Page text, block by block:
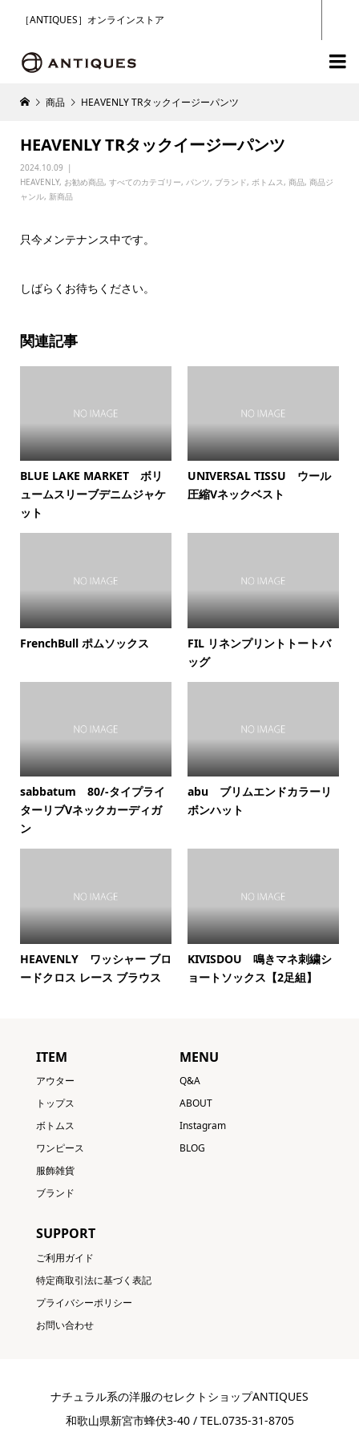
［ANTIQUES］オンラインストア

商品 HEAVENLY TRタックイージーパンツ
HEAVENLY TRタックイージーパンツ
2024.10.09
HEAVENLY, お勧め商品, すべてのカテゴリー, パンツ, ブランド, ボトムス, 商品, 商品ジ
ャンル, 新商品
只今メンテナンス中です。
しばらくお待ちください。
関連記事
BLUE LAKE MARKET ボリ
ュームスリーブデニムジャケ
ット
UNIVERSAL TISSU ウール
圧縮Vネックベスト
FrenchBull ポムソックス
FIL リネンプリントトートバ
ッグ
sabbatum 80/-タイプライ
ターリブVネックカーディガ
ン
abu ブリムエンドカラーリ
ボンハット
HEAVENLY ワッシャー ブロ
ードクロス レース ブラウス
KIVISDOU 鳴きマネ刺繍シ
ョートソックス【2足組】
ITEM
アウター
トップス
ボトムス
ワンピース
服飾雑貨
ブランド
MENU
Q&A
ABOUT
Instagram
BLOG
SUPPORT
ご利用ガイド
特定商取引法に基づく表記
プライバシーポリシー
お問い合わせ
ナチュラル系の洋服のセレクトショップANTIQUES
和歌山県新宮市蜂伏3-40 / TEL.0735-31-8705